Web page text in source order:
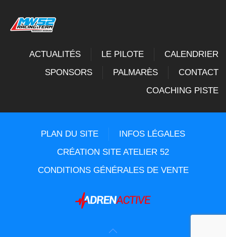
ACTUALITÉS LE PILOTE
CALENDRIER
SPONSORS
PALMARÈS
CONTACT
COACHING PISTE
PLAN DU SITE
INFOS LÉGALES
CRÉATION SITE ATELIER 52
CONDITIONS GÉNÉRALES DE VENTE